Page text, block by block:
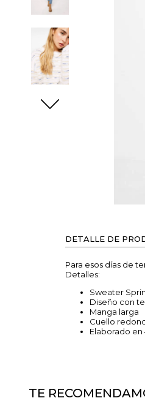
DETALLE DE
Para esos días de
Detalles:
Sweater
Diseño con
Manga larga
Cuello
Elaborado en
TE